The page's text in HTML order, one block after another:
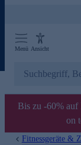
Menü Ansicht
Bis zu -60%
on
Fitnessgeräte &